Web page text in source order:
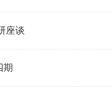
座谈​
期